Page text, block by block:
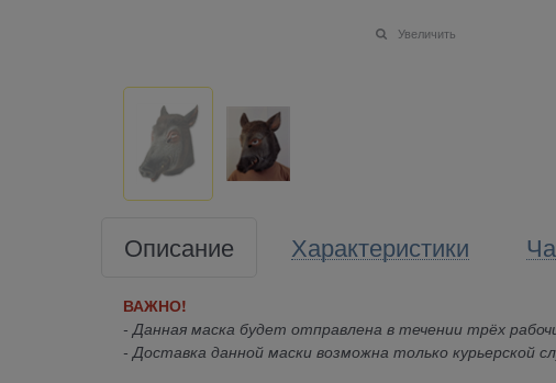
Увеличить
Описание Характеристики
ВАЖНО!
- Данная маска будет отправлена в течении трёх
- Доставка данной маски возможна только курьерской